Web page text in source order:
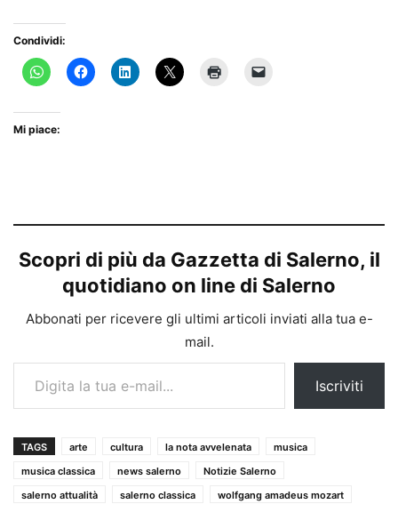
Condividi:
Mi piace:
Scopri di più da Gazzetta di Salerno, il
quotidiano on line di Salerno
Abbonati per ricevere gli ultimi articoli inviati alla tua e-
mail.
Digita la tua e-mail...
Iscriviti
TAGS arte cultura la nota avvelenata
musica
musica classica
news salerno
Notizie Salerno
salerno attualità
salerno classica wolfgang amadeus mozart